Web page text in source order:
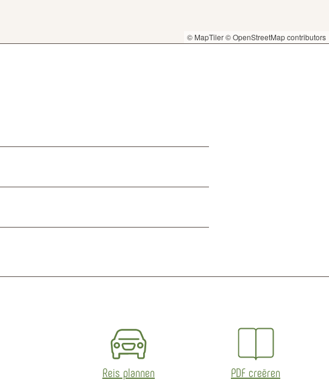
© MapTiler© OpenStreetMap contributors
Reis plannen PDF creëren